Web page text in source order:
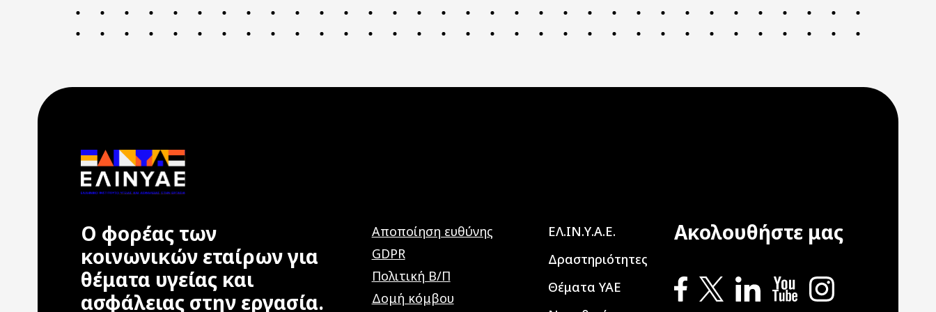
Ο φορέας των
κοινωνικών εταίρων για
θέματα υγείας και
ασφάλειας στην εργασία.
Αποποίηση ευθύνης
GDPR
Πολιτική Β/Π
Δομή κόμβου
Main navigation
ΕΛ.ΙΝ.Υ.Α.Ε.
Δραστηριότητες
Θέματα ΥΑΕ
Ακολουθήστε μας